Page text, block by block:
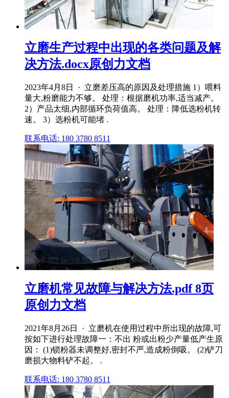
立磨生产过程中出现的各类问题及解
决方法.docx原创力文档
2023年4月8日 · 立磨差压高的原因及处理措施 1）喂料
量大,粉磨能力不够。 处理：根据磨机功率,适当减产。
2）产品太细,内部循环负荷值高。 处理：降低选粉机转
速。 3）选粉机可能堵 .
联系电话: 180 3780 8511
立磨机常见故障与解决方法.pdf 8页
原创力文档
2021年8月26日 · 立磨机在使用过程中所出现的故障,可
按如下进行处理故障一：不出 粉或出粉少产量低产生原
因： (1)锁粉器未调整好,密封不严,造成粉倒吸。 (2)铲刀
磨损大物料铲不起。 .
联系电话: 180 3780 8511